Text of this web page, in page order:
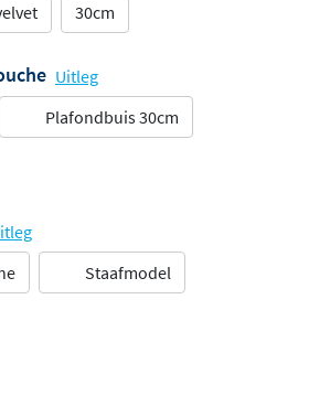
30cm
Uitleg
Plafondbuis 30cm
Staafmodel